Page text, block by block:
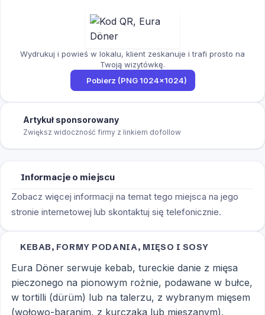
Wydrukuj i powieś w lokalu, klient zeskanuje i trafi prosto na
Twoją wizytówkę.
Pobierz (PNG 1024×1024)
Artykuł sponsorowany
Zwiększ widoczność firmy z linkiem dofollow
Informacje o miejscu
Zobacz więcej informacji na temat tego miejsca na jego
stronie internetowej lub skontaktuj się telefonicznie.
KEBAB, FORMY PODANIA, MIĘSO I SOSY
Eura Döner serwuje kebab, tureckie danie z mięsa
pieczonego na pionowym rożnie, podawane w bułce,
w tortilli (dürüm) lub na talerzu, z wybranym mięsem
(wołowo-baranim, z kurczaka lub mieszanym),